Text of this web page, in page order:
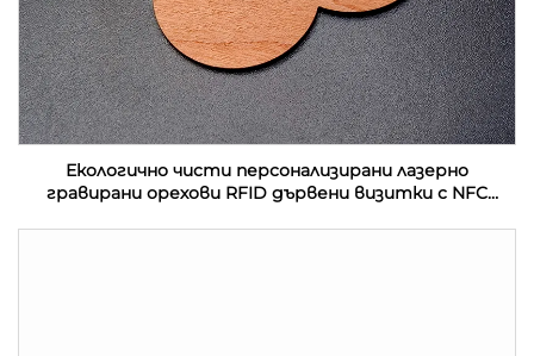
Екологично чисти персонализирани лазерно
гравирани орехови RFID дървени визитки с NFC